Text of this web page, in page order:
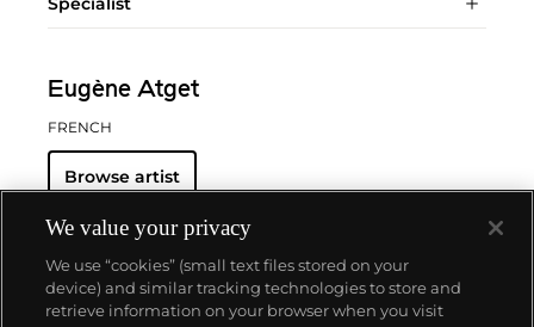
Eugène Atget
FRENCH
Browse artist
We value your privacy
We use “cookies” (small text files stored on your
device) and similar tracking technologies to store and
retrieve information on your browser when you visit